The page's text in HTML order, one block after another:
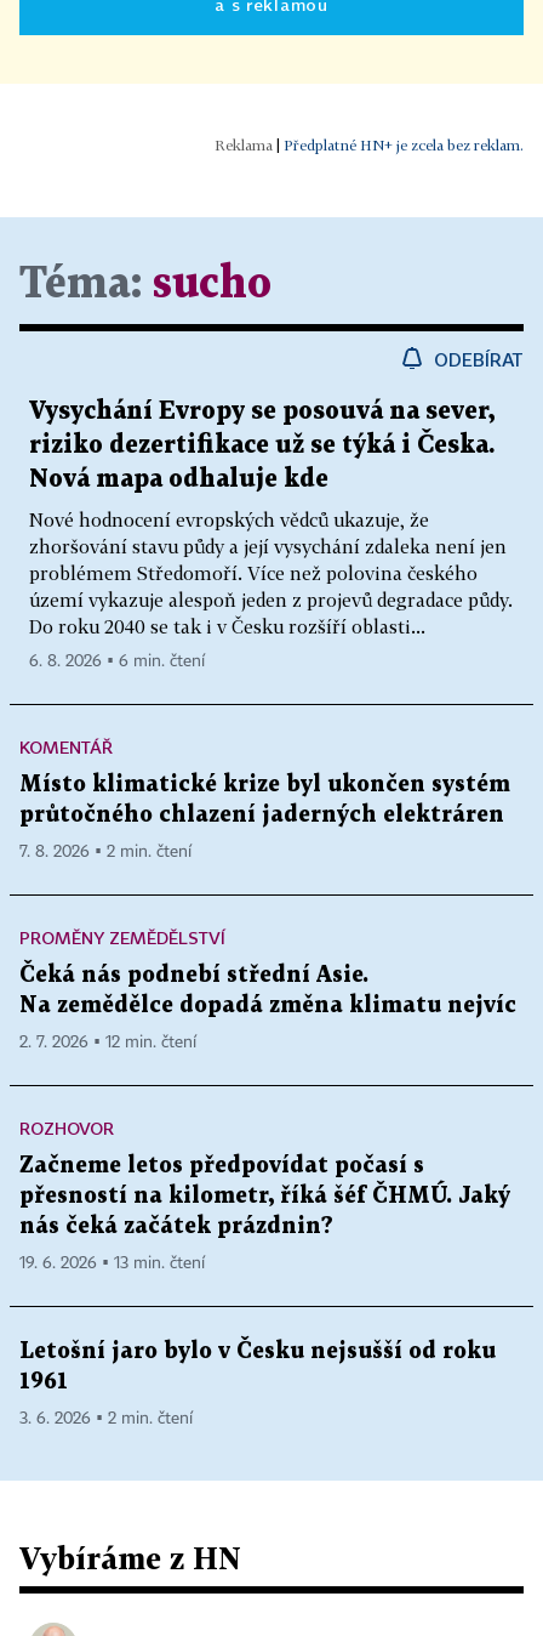
a s reklamou
Předplatné HN+ je zcela bez reklam.
Téma: sucho
ODEBÍRAT
Vysychání Evropy se posouvá na sever,
riziko dezertifikace už se týká i Česka.
Nová mapa odhaluje kde
Nové hodnocení evropských vědců ukazuje, že
zhoršování stavu půdy a její vysychání zdaleka není jen
problémem Středomoří. Více než polovina českého
území vykazuje alespoň jeden z projevů degradace půdy.
Do roku 2040 se tak i v Česku rozšíří oblasti...
6. 8. 2026 ▪ 6 min. čtení
KOMENTÁŘ
Místo klimatické krize byl ukončen systém
průtočného chlazení jaderných elektráren
7. 8. 2026 ▪ 2 min. čtení
PROMĚNY ZEMĚDĚLSTVÍ
Čeká nás podnebí střední Asie.
Na zemědělce dopadá změna klimatu nejvíc
2. 7. 2026 ▪ 12 min. čtení
ROZHOVOR
Začneme letos předpovídat počasí s
přesností na kilometr, říká šéf ČHMÚ. Jaký
nás čeká začátek prázdnin?
19. 6. 2026 ▪ 13 min. čtení
Letošní jaro bylo v Česku nejsušší od roku
1961
3. 6. 2026 ▪ 2 min. čtení
Vybíráme z HN